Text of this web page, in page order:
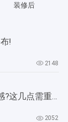
装修后
!
2148
装修之家装修如何提升质感?这几点需重视起来
2052